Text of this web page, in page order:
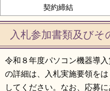
契約締結
入札参加書類及びそ
令和８年度パソコン機器導
の詳細は、入札実施要領を
してください。なお、応募